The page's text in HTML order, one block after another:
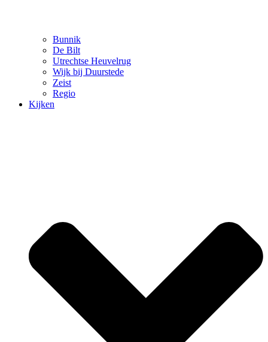
Bunnik
De Bilt
Utrechtse Heuvelrug
Wijk bij Duurstede
Zeist
Regio
Kijken